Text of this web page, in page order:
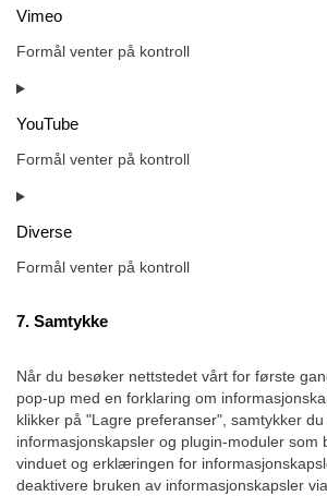
Vimeo
Formål venter på kontroll
YouTube
Formål venter på kontroll
Diverse
Formål venter på kontroll
7. Samtykke
Når du besøker nettstedet vårt for første
pop-up med en forklaring om
klikker på "Lagre preferanser", samtykker
informasjonskapsler og plugin-moduler som
vinduet og erklæringen for
deaktivere bruken av informasjonskapsler